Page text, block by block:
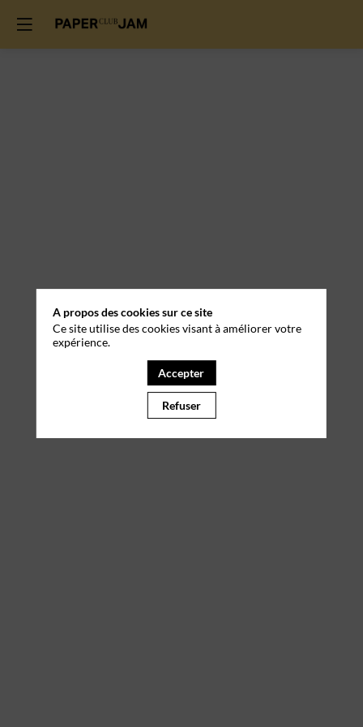
Il manque du contenu : rafraichissez votre navigateur
A propos des cookies sur ce site
Ce site utilise des cookies visant à améliorer votre
expérience.
Accepter
Refuser